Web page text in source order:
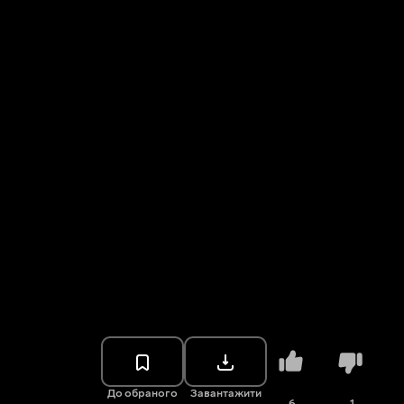
До обраного Завантажити